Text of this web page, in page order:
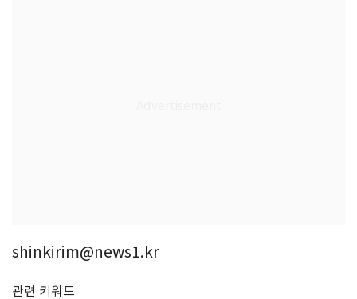
shinkirim@news1.kr
관련 키워드